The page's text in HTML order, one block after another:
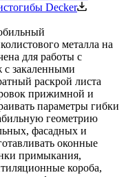
Decker
металла на
для работы с
закаленными
раскрой листа
прижимной и
параметры гибки
геометрию
фасадных и
оконные
примыкания,
короба,